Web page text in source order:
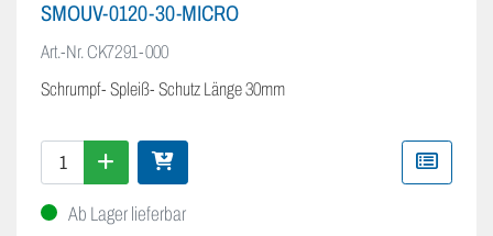
SMOUV-0120-30-MICRO
Art.-Nr.CK7291-000
Schrumpf- Spleiß- Schutz Länge 30mm
Ab Lager lieferbar